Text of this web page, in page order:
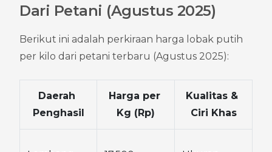
Dari Petani (Agustus 2025)
Berikut ini adalah perkiraan harga lobak putih
per kilo dari petani terbaru (Agustus 2025):
Daerah
Penghasil
Harga per
Kg (Rp)
Kualitas &
Ciri Khas